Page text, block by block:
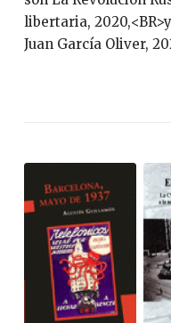
libertaria,
Juan García Oliver,